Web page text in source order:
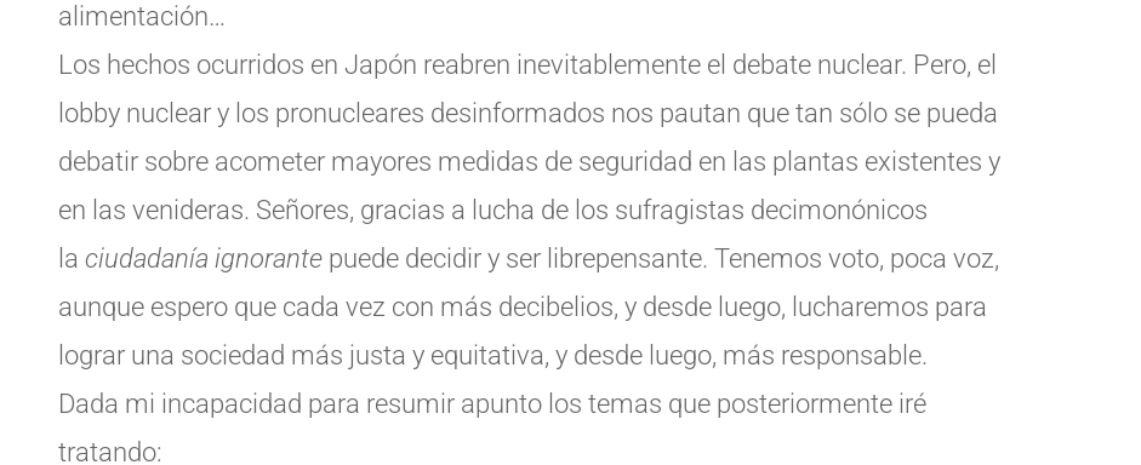
alimentación…
Los hechos ocurridos en Japón reabren inevitablemente el debate nuclear. Pero, el
lobby nuclear y los pronucleares desinformados nos pautan que tan sólo se pueda
debatir sobre acometer mayores medidas de seguridad en las plantas existentes y
en las venideras. Señores, gracias a lucha de los sufragistas decimonónicos
la ciudadanía ignorante puede decidir y ser librepensante. Tenemos voto, poca voz,
aunque espero que cada vez con más decibelios, y desde luego, lucharemos para
lograr una sociedad más justa y equitativa, y desde luego, más responsable.
Dada mi incapacidad para resumir apunto los temas que posteriormente iré
tratando: